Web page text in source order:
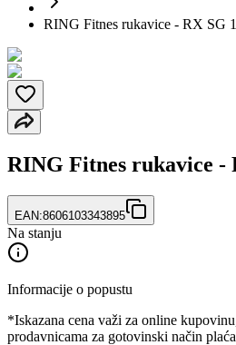
RING Fitnes rukavice - RX SG
RING Fitnes rukavice -
EAN:8606103343895
Na stanju
Informacije o popustu
*Iskazana cena važi za online
prodavnicama za gotovinski način